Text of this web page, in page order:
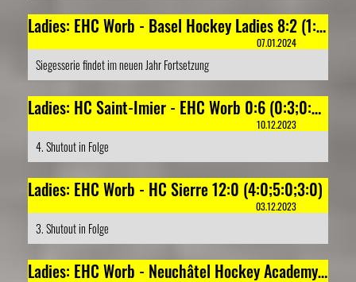
Ladies: EHC Worb - Basel Hockey Ladies 8:2 (1:0;3:1;4:1)
07.01.2024
Siegesserie findet im neuen Jahr Fortsetzung
Ladies: HC Saint-Imier - EHC Worb 0:6 (0:3;0:2;0:1)
10.12.2023
4. Shutout in Folge
Ladies: EHC Worb - HC Sierre 12:0 (4:0;5:0;3:0)
03.12.2023
3. Shutout in Folge
Ladies: EHC Worb - Neuchâtel Hockey Academy 4:0 (1:0;3:0;0:0)